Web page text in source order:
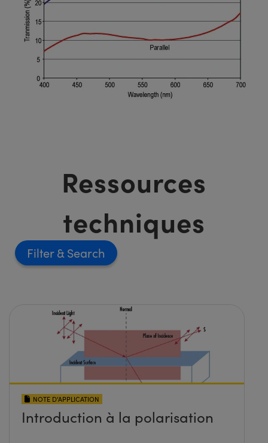
Ressources
techniques
Filter
NOTE D’APPLICATION
Introduction à la polarisation